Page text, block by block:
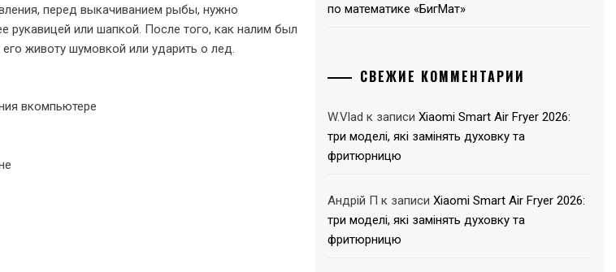
перед выкачиванием рыбы, нужно
рукавицей или шапкой. После того, как налим был
животу шумовкой или ударить о лед.
вкомпьютере
по математике «БигМат»
СВЕЖИЕ КОММЕНТАРИИ
W.Vlad к записиXiaomi Smart Air Fryer 2026:
три моделі, які замінять духовку та
фритюрницю
Андрій П к записиXiaomi Smart Air Fryer 2026:
три моделі, які замінять духовку та
фритюрницю